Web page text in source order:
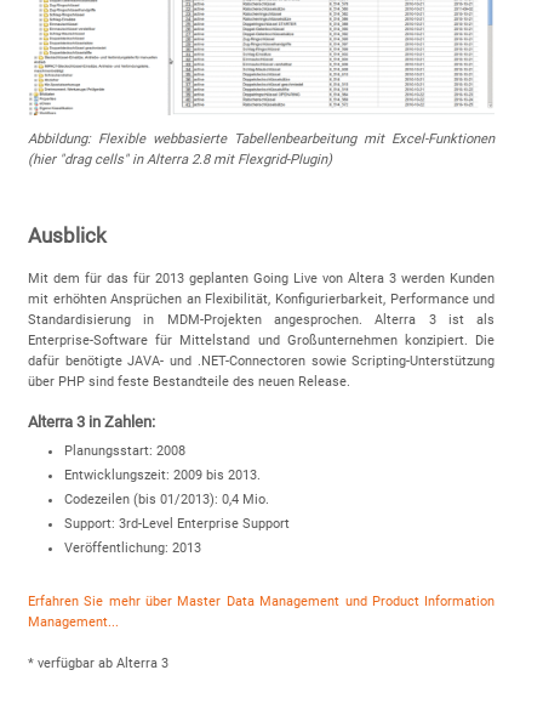
Abbildung: Flexible webbasierte Tabellenbearbeitung mit Excel-Funktionen
(hier "drag cells" in Alterra 2.8 mit Flexgrid-Plugin)
Ausblick
Mit dem für das für 2013 geplanten Going Live von Altera 3 werden Kunden
mit erhöhten Ansprüchen an Flexibilität, Konfigurierbarkeit, Performance und
Standardisierung in MDM-Projekten angesprochen. Alterra 3 ist als
Enterprise-Software für Mittelstand und Großunternehmen konzipiert. Die
dafür benötigte JAVA- und .NET-Connectoren sowie Scripting-Unterstützung
über PHP sind feste Bestandteile des neuen Release.
Alterra 3 in Zahlen:
Planungsstart: 2008
Entwicklungszeit: 2009 bis 2013.
Codezeilen (bis 01/2013): 0,4 Mio.
Support: 3rd-Level Enterprise Support
Veröffentlichung: 2013
Erfahren Sie mehr über Master Data Management und Product Information
Management...
* verfügbar ab Alterra 3